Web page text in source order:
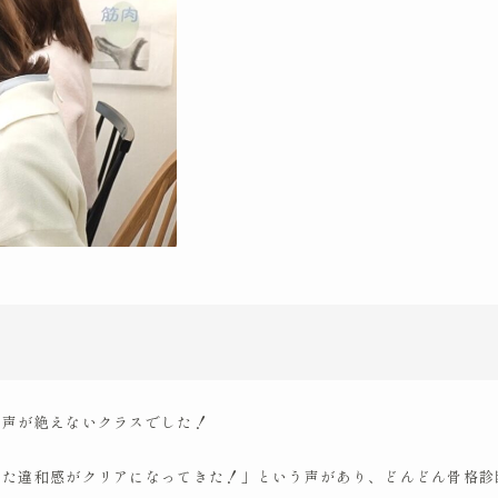
が絶えないクラスでした！
違和感がクリアになってきた！」という声があり、どんどん骨格